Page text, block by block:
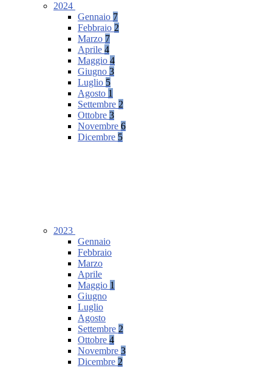
2024
Gennaio 7
Febbraio 2
Marzo 7
Aprile 4
Maggio 4
Giugno 3
Luglio 5
Agosto 1
Settembre 2
Ottobre 3
Novembre 6
Dicembre 5
2023
Gennaio
Febbraio
Marzo
Aprile
Maggio 1
Giugno
Luglio
Agosto
Settembre 2
Ottobre 4
Novembre 3
Dicembre 2